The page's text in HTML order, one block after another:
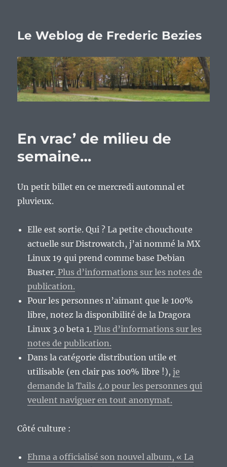
Le Weblog de Frederic Bezies
En vrac’ de milieu de
semaine…
Un petit billet en ce mercredi automnal et
pluvieux.
Elle est sortie. Qui ? La petite chouchoute
actuelle sur Distrowatch, j’ai nommé la MX
Linux 19 qui prend comme base Debian
Buster. Plus d’informations sur les notes de
publication.
Pour les personnes n’aimant que le 100%
libre, notez la disponibilité de la Dragora
Linux 3.0 beta 1. Plus d’informations sur les
notes de publication.
Dans la catégorie distribution utile et
utilisable (en clair pas 100% libre !),je
demande la Tails 4.0 pour les personnes qui
veulent naviguer en tout anonymat.
Côté culture :
Ehma a officialisé son nouvel album, « La